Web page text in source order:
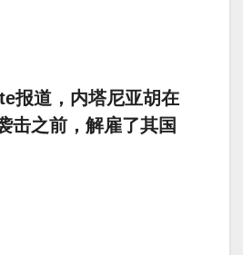
报道，内塔尼亚胡在
击之前，解雇了其国